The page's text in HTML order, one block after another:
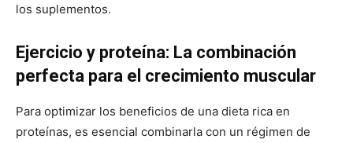
los suplementos.
Ejercicio y proteína: La combinación
perfecta para el crecimiento muscular
Para optimizar los beneficios de una dieta rica en
proteínas, es esencial combinarla con un régimen de